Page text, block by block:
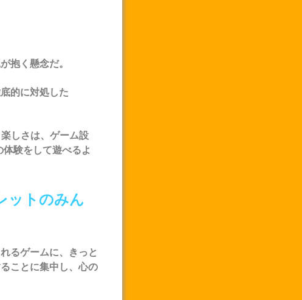
抱く懸念だ。
的に対処した
しさは、ゲーム設
験をして遊べるよ
ットのみん
るゲームに、きっと
ことに集中し、心の